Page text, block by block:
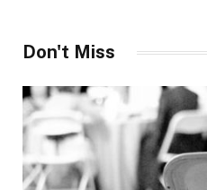
Don't Miss